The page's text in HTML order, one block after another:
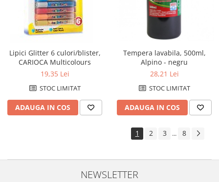
Tonere compatibile Kyocera
Tonere compatibile Lexmark
Tonere compatibile Xerox
Tehnica de birou - IT&C
Accesorii indosariere si laminare
Aparate de indosariat
Aparate de laminat
Carduri de memorie
Lipici Glitter 6 culori/blister,
CARIOCA Multicolours
19,35 Lei
STOC LIMITAT
ADAUGA IN COS
Tempera lavabila, 500ml,
Alpino - negru
28,21 Lei
STOC LIMITAT
ADAUGA IN COS
1 2 3 ... 8
NEWSLETTER